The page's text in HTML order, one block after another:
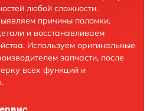
любой сложности.
причины поломки,
и восстанавливаем
Используем оригинальные
запчасти, после
всех функций и